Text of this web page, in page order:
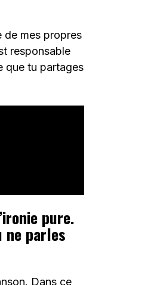
de mes propres
responsable
que tu partages
pure.
ne parles
Dans ce